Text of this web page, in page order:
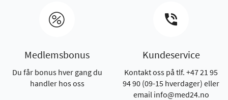
Medlemsbonus
Du får bonus hver gang du
handler hos oss
Kundeservice
Kontakt oss på tlf. +47 21 95
94 90 (09-15 hverdager) eller
email info@med24.no